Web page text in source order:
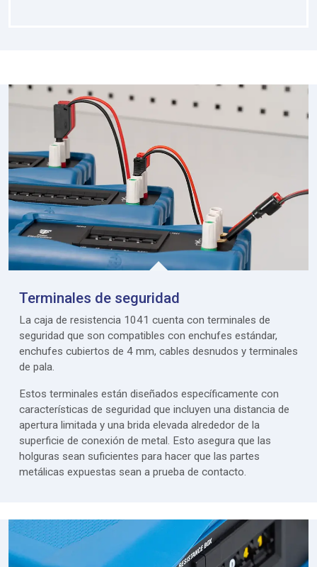
Terminales de seguridad
La caja de resistencia 1041 cuenta con terminales de
seguridad que son compatibles con enchufes estándar,
enchufes cubiertos de 4 mm, cables desnudos y terminales
de pala.
Estos terminales están diseñados específicamente con
características de seguridad que incluyen una distancia de
apertura limitada y una brida elevada alrededor de la
superficie de conexión de metal. Esto asegura que las
holguras sean suficientes para hacer que las partes
metálicas expuestas sean a prueba de contacto.